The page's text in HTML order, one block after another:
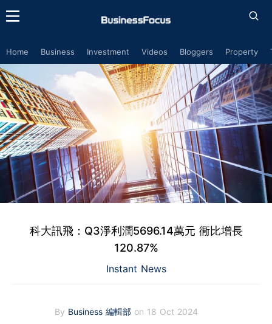
Home Business Investment Videos Bloggers Property
科大訊飛：Q3淨利潤5696.14萬元 衕比增長
120.87%
Instant News
By Business 編輯部 on 18 Oct 2024